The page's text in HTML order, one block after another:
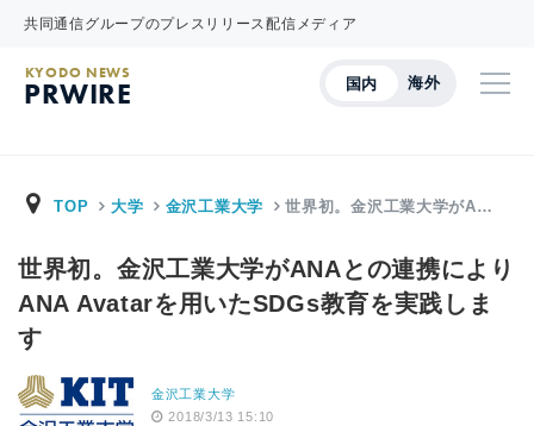
共同通信グループのプレスリリース配信メディア
国内 海外
KYODO NEWS
PRWIRE
TOP 大学 金沢工業大学 世界初。金沢工業大学がA…
世界初。金沢工業大学がANAとの連携により
ANA Avatarを用いたSDGs教育を実践しま
す
金沢工業大学
2018/3/13 15:10